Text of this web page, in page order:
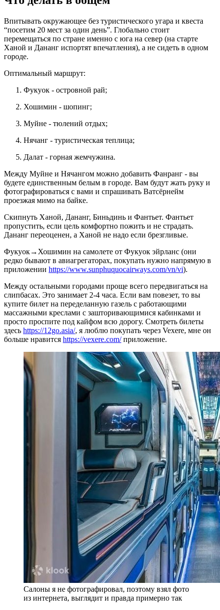
Впитывать окружающее без туристического угара и квеста
“посетим 20 мест за один день”. Глобально стоит
перемещаться по стране именно с юга на север (на старте
Ханой и Дананг испортят впечатления), а не сидеть в одном
городе.
Оптимальный маршрут:
Фукуок - островной рай;
Хошимин - шопинг;
Муйне - тюлений отдых;
Нячанг - туристическая теплица;
Далат - горная жемчужина.
Между Муйне и Нячангом можно добавить Фанранг - вы
будете единственным белым в городе. Вам будут жать руку и
фотографироваться с вами и спрашивать Ватсёрнейм
проезжая мимо на байке.
Скипнуть Ханой, Дананг, Биньдинь и Фантьет. Фантьет
пропустить, если цель комфортно пожить и не страдать.
Дананг переоценен, а Ханой не надо если брезгливые.
Фукуок→Хошимин на самолете от Фукуок эйрланс (они
редко бывают в авиагрегаторах, покупать нужно напрямую в
приложении https://www.sunphuquocairways.com/vn/vi).
Между остальными городами проще всего передвигаться на
слипбасах. Это занимает 2-4 часа. Если вам повезет, то вы
купите билет на переделанную газель с работающими
массажными креслами с зашторивающимися кабинками и
просто проспите под кайфом всю дорогу. Смотреть билеты
здесь https://12go.asia/, я люблю покупать через Vexere, мне он
больше нравится https://vexere.com/приложение.
Салоны я не фотографировал, поэтому взял фото
из интернета, выглядит и правда примерно так